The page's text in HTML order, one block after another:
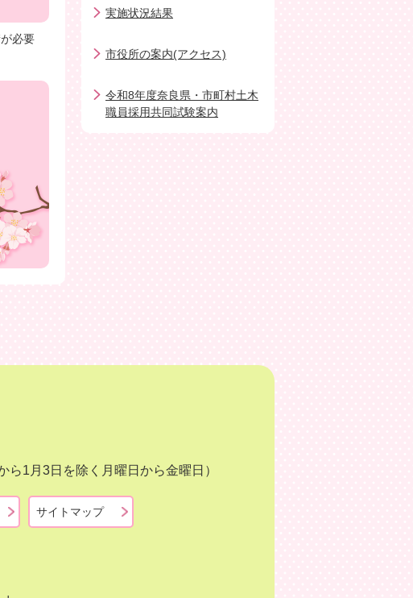
必要
実施状況結果
市役所の案内(アクセス)
令和8年度奈良県・市町村土木
職員採用共同試験案内
1月3日を除く月曜日から金曜日）
サイトマップ